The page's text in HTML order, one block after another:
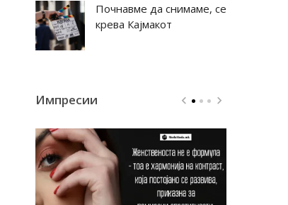
Почнавме да снимаме, се
крева Кајмакот
Импресии